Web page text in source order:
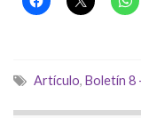
Artículo, Boletín 8